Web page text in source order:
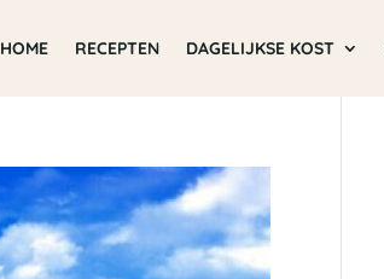
HOME RECEPTEN DAGELIJKSE KOST